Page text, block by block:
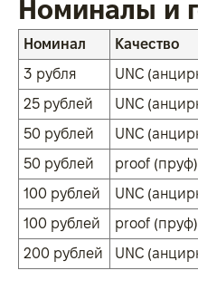
Номиналы и
Номинал Качество
3 рубля
UNC
25 рублей
UNC
50 рублей
UNC
50 рублей
proof (пруф)
100 рублей
UNC
100 рублей
proof (пруф)
200 рублей
UNC